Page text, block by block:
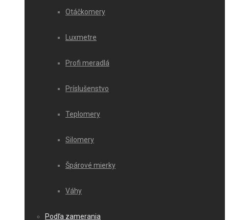
Otáčkomery
Luxmetre
Profi meradlá
Príslušenstvo
Teplomery
Silomery
Špárové mierky
Váhy
Podľa zamerania